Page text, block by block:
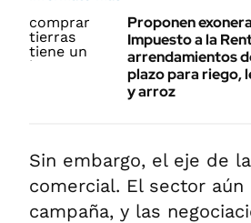
Proponen
Impuesto a la
arrendamientos
plazo para riego,
y arroz
Sin embargo, el eje de
comercial. El sector
campaña, y las